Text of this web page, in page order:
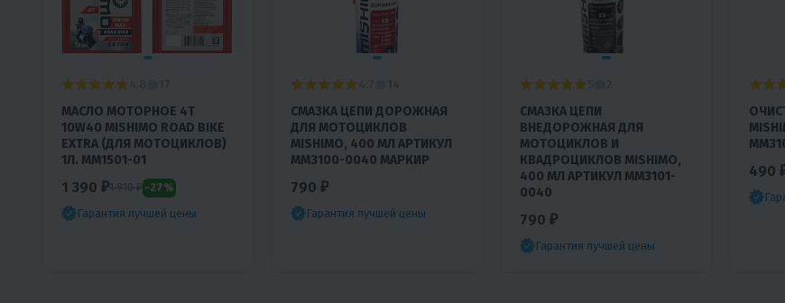
МАСЛО МОТОРНОЕ 4T
10W40 MISHIMO ROAD BIKE
EXTRA (ДЛЯ МОТОЦИКЛОВ)
1Л. MM1501-01
1 390 ₽1 910 ₽ -27%
Гарантия лучшей цены
СМАЗКА ЦЕПИ ДОРОЖНАЯ
ДЛЯ МОТОЦИКЛОВ
MISHIMO, 400 МЛ АРТИКУЛ
MM3100-0040 МАРКИР
790 ₽
Гарантия лучшей цены
СМАЗКА ЦЕПИ
ВНЕДОРОЖНАЯ ДЛЯ
МОТОЦИКЛОВ И
КВАДРОЦИКЛОВ MISHIMO,
400 МЛ АРТИКУЛ MM3101-
0040
790 ₽
Гарантия лучшей цены
490